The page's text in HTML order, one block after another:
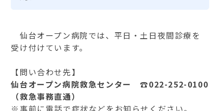
仙台オープン病院では、平日・土日夜間診療を
受け付けています。
【問い合わせ先】
仙台オープン病院救急センター☎022-252-0100
（救急事務直通）